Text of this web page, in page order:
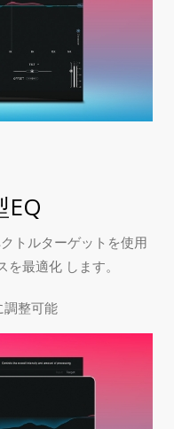
トルターゲットを使用
最適化 します。
調整可能